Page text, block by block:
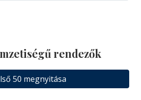
rendezők
50 megnyitása